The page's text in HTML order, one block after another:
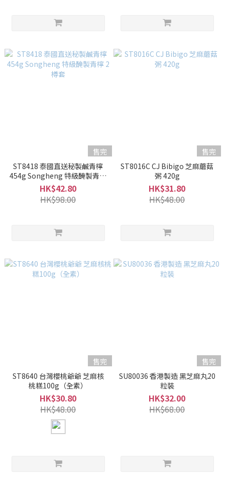
售完
ST8418 泰國直送秘製鹹青檸
454g Songheng 特級醃製青檸
2樽套
HK$42.80
HK$98.00
售完
ST8016C CJ Bibigo 芝麻蘑菇
粥 420g
HK$31.80
HK$48.00
售完
ST8640 台灣櫻桃爺爺 芝麻核
桃糕100g（全素）
HK$30.80
HK$48.00
售完
SU80036 香港製造 黑芝麻丸20
粒裝
HK$32.00
HK$68.00